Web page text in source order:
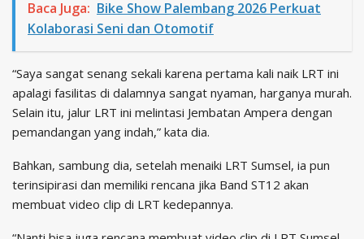
Baca Juga: Bike Show Palembang 2026 Perkuat
Kolaborasi Seni dan Otomotif
“Saya sangat senang sekali karena pertama kali naik LRT ini
apalagi fasilitas di dalamnya sangat nyaman, harganya murah.
Selain itu, jalur LRT ini melintasi Jembatan Ampera dengan
pemandangan yang indah,” kata dia.
Bahkan, sambung dia, setelah menaiki LRT Sumsel, ia pun
terinsipirasi dan memiliki rencana jika Band ST12 akan
membuat video clip di LRT kedepannya.